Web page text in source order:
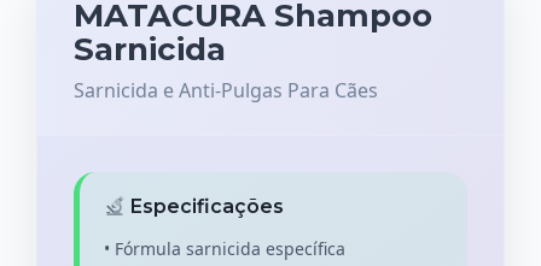
MATACURA Shampoo
Sarnicida
Sarnicida e Anti-Pulgas Para Cães
Especificações
• Fórmula sarnicida específica